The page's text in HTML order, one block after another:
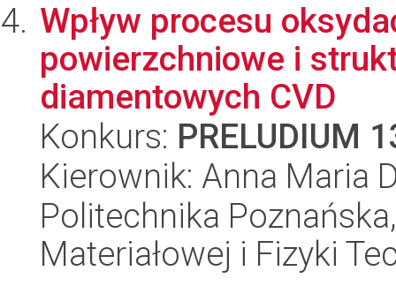
Wpływ procesu
powierzchniowe i
diamentowych CVD
Konkurs: PRELUDIUM
Kierownik: Anna Maria
Politechnika
Materiałowej i Fizyki